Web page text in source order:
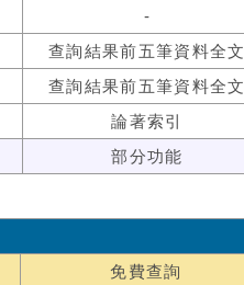
-
查詢結果前五筆資料全文
查詢結果前五筆資料全文
論著索引
部分功能
免費查詢